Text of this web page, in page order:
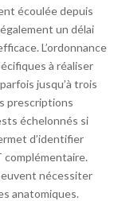
écoulée depuis
un délai
L’ordonnance
à réaliser
jusqu’à trois
prescriptions
échelonnés si
d’identifier
nécessiter
anatomiques.